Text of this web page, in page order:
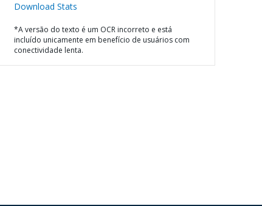
Download Stats
*A versão do texto é um OCR incorreto e está
incluído unicamente em benefício de usuários com
conectividade lenta.